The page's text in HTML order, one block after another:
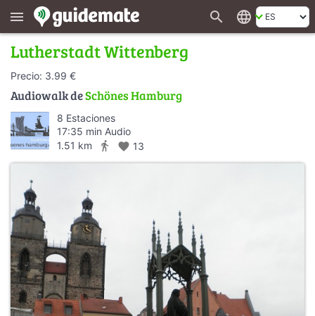
menu search language
Lutherstadt Wittenberg
Precio: 3.99 €
Audiowalk deSchönes Hamburg
8 Estaciones
17:35 min Audio
1.51 km
directions_walk favorite 13